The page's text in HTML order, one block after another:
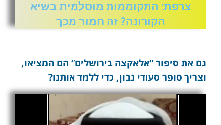
צרפת: התקוממות מוסלמית בשיא
הקורונה? זה חמור מכך
גם את סיפור “אלאקצה בירושלים” הם המציאו,
וצריך סופר סעודי נבון, כדי ללמד אותנו?